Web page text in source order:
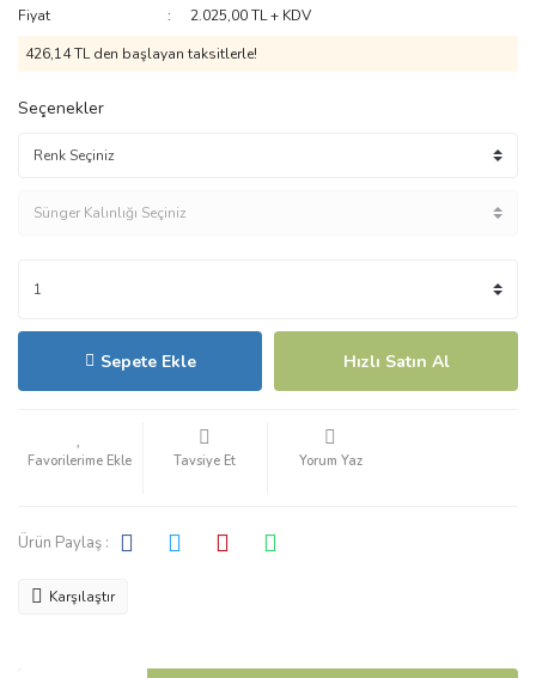
Fiyat
2.025,00 TL + KDV
426,14 TL den başlayan taksitlerle!
Seçenekler
Sepete Ekle Hızlı Satın Al
Tavsiye Et Yorum Yaz
Ürün Paylaş :
Karşılaştır